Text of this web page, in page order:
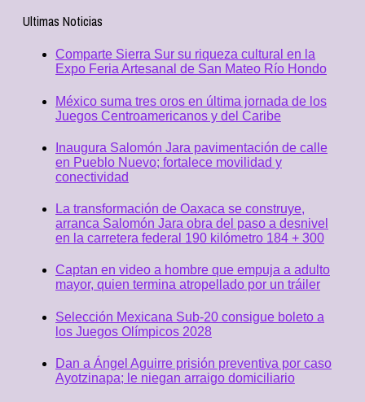
Ultimas Noticias
Comparte Sierra Sur su riqueza cultural en la
Expo Feria Artesanal de San Mateo Río Hondo
México suma tres oros en última jornada de los
Juegos Centroamericanos y del Caribe
Inaugura Salomón Jara pavimentación de calle
en Pueblo Nuevo; fortalece movilidad y
conectividad
La transformación de Oaxaca se construye,
arranca Salomón Jara obra del paso a desnivel
en la carretera federal 190 kilómetro 184 + 300
Captan en video a hombre que empuja a adulto
mayor, quien termina atropellado por un tráiler
Selección Mexicana Sub-20 consigue boleto a
los Juegos Olímpicos 2028
Dan a Ángel Aguirre prisión preventiva por caso
Ayotzinapa; le niegan arraigo domiciliario